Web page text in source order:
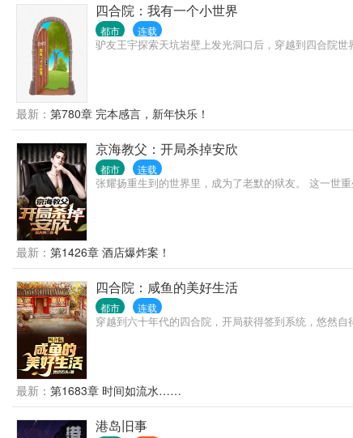
四合院：我有一个小世界
都市 连载
驴友王宇探索天坑岩壁上发光洞口后，穿越到四合院
最新： 第780章 完本感言，新年快乐！
京海教父：开局杀掉安欣
都市 连载
张耀扬重生到的世界里，成为了老默的狱友。 这一世
最新： 第1426章 酒店爆炸案！
四合院：咸鱼的美好生活
都市 连载
穿越到六十年代的四合院，开局获得签到系统，悠然
最新： 第1683章 时间如流水……
港岛旧事